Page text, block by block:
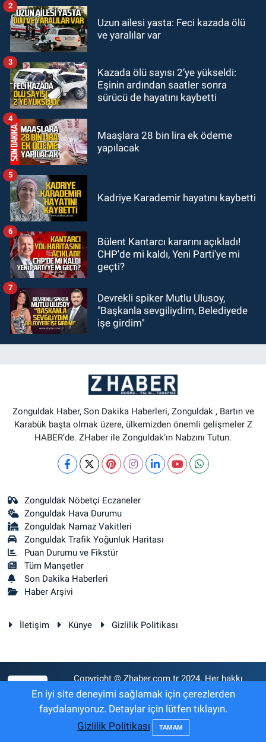
17:39Şampiyondan GMİS'e
Zonguldak
13:39
görevinden ayrıldı.
Uzun ailesi yasta: Feci kazada ölü
ve yaralılar var
2
Kazada ölü sayısı 2’ye yükseldi:
Eşinin ardından saatler sonra
sürücü de hayatını kaybetti
3
Maaşlara 28 bin lira ek ödeme
yapılacak
4
Kadriye Karademir hayatını kaybetti
5
Bülent Kantarcı kararını açıkladı!
CHP'de mi kaldı, Yeni Parti'ye mi
geçti?
6
Devrekli spiker Mutlu Ulusoy,
"Başkanla sevgiliydim, Belediyede
işe girdim"
7
Zonguldak Haber, Son Dakika Haberleri, Zonguldak , Bartın ve
Karabük başta olmak üzere, ülkemizden önemli gelişmeler Z
HABER’de. ZHaber ile Zonguldak’ın Nabzını Tutun.
Zonguldak Nöbetçi Eczaneler
Zonguldak Hava Durumu
Zonguldak Namaz Vakitleri
Zonguldak Trafik Yoğunluk Haritası
Puan Durumu ve Fikstür
Tüm Manşetler
Son Dakika Haberleri
Haber Arşivi
İletişim Künye Gizlilik Politikası
Copyright © Zhaber.com.tr 2024. Her hakkı
saklıdır.
Haber Yazılımı:TE Bilişim
En iyi site deneyimi sağlamak için çerezlerden
faydalanıyoruz. Detaylar için lütfen tıklayın.
Gizlilik Politikası
TAMAM